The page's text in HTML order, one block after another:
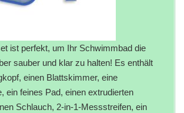
ist perfekt, um Ihr Schwimmbad die
sauber und klar zu halten! Es enthält
einen Blattskimmer, eine
ein feines Pad, einen extrudierten
Schlauch, 2-in-1-Messstreifen, ein